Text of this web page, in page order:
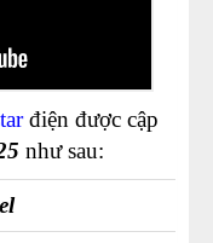
điện được cập
như sau: